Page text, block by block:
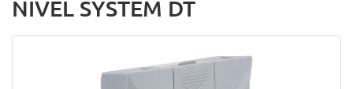
NIVEL SYSTEM DT